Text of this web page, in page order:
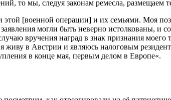
то мы, следуя законам ремесла, размещаем
[военной операции] и их семьями. Моя
могли быть неверно истолкованы, и
вручения наград в знак признания
живу в Австрии и являюсь налоговым
в конце мая, первым делом в Европе«.